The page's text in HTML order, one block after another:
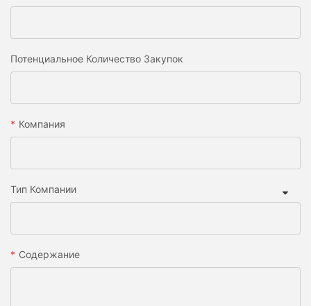
Потенциальное Количество Закупок
Компания
Тип Компании
Содержание